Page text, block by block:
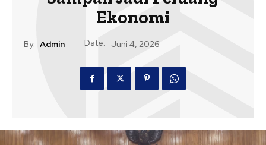
Ekonomi
By: Admin Date: Juni 4, 2026